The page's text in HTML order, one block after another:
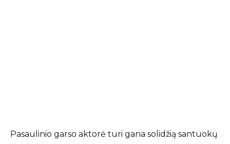
Pasaulinio garso aktorė turi gana solidžią santuokų